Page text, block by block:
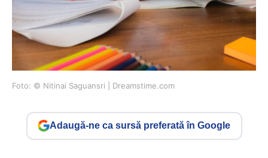
Foto: © Nitinai Saguansri | Dreamstime.com
Adaugă-ne ca sursă preferată în Google